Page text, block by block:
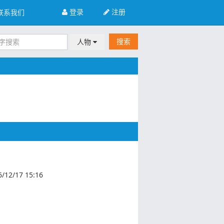
注册
登录
系我们
人物 搜索
12/17 15:16